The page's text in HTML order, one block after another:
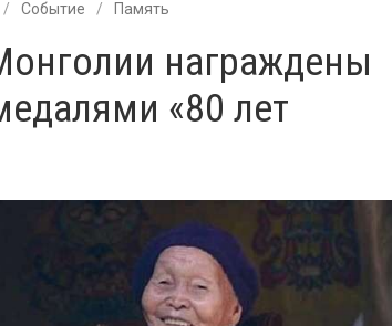
Событие Память
награждены
«80 лет